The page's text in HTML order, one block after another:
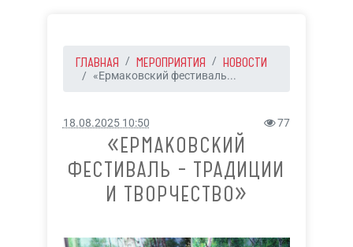
ГЛАВНАЯ МЕРОПРИЯТИЯ НОВОСТИ
«Ермаковский фестиваль...
18.08.2025 10:50 77
«ЕРМАКОВСКИЙ
ФЕСТИВАЛЬ – ТРАДИЦИИ
И ТВОРЧЕСТВО»